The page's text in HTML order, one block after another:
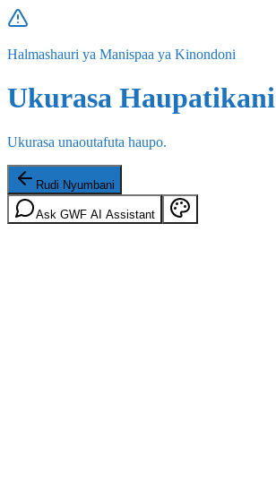
Halmashauri ya Manispaa ya Kinondoni
Ukurasa Haupatikani
Ukurasa unaoutafuta haupo.
Rudi Nyumbani
Ask GWF AI Assistant